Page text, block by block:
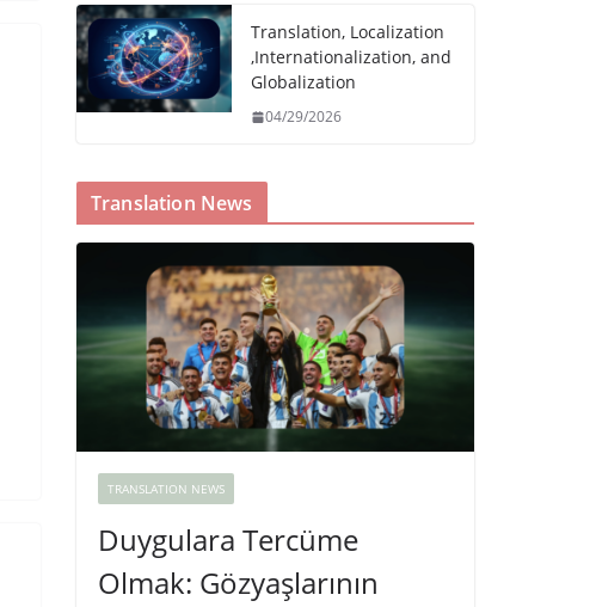
Translation, Localization
,Internationalization, and
Globalization
04/29/2026
Translation News
TRANSLATION NEWS
Duygulara Tercüme
Olmak: Gözyaşlarının